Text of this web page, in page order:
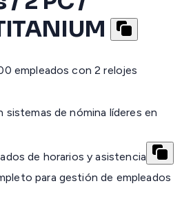
empleados con 2 relojes
de nómina líderes en
de horarios y asistencia
para gestión de empleados